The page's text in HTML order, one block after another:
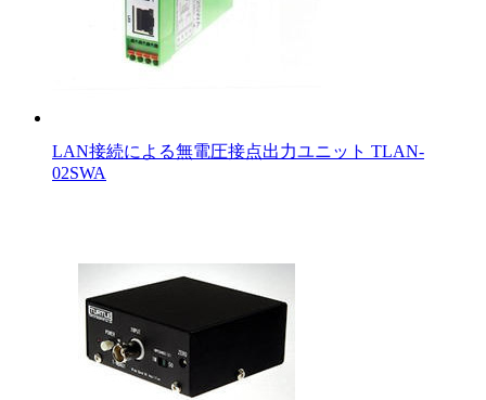
LAN接続による無電圧接点出力ユニット TLAN-
02SWA